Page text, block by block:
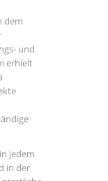
dem
und
erhielt
jedem
in der